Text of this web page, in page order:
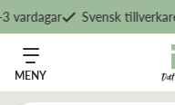
Svensk
MENY